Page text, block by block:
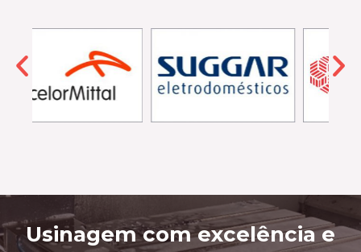
Usinagem com excelência e